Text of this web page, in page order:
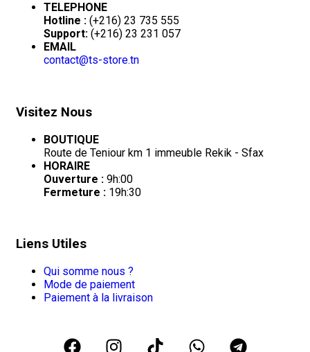
TELEPHONE
Hotline : (+216) 23 735 555
Support: (+216) 23 231 057
EMAIL
contact@ts-store.tn
Visitez Nous
BOUTIQUE
Route de Teniour km 1 immeuble Rekik - Sfax
HORAIRE
Ouverture : 9h:00
Fermeture : 19h:30
Liens Utiles
Qui somme nous ?
Mode de paiement
Paiement à la livraison